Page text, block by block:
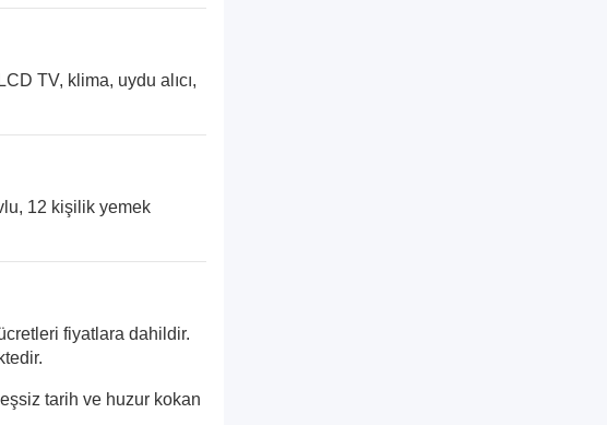
TV, klima, uydu alıcı,
12 kişilik yemek
fiyatlara dahildir.
tarih ve huzur kokan